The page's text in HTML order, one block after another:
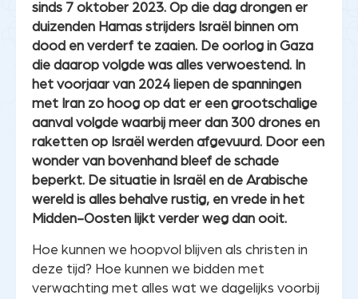
sinds 7 oktober 2023. Op die dag drongen er
duizenden Hamas strijders Israël binnen om
dood en verderf te zaaien. De oorlog in Gaza
die daarop volgde was alles verwoestend. In
het voorjaar van 2024 liepen de spanningen
met Iran zo hoog op dat er een grootschalige
aanval volgde waarbij meer dan 300 drones en
raketten op Israël werden afgevuurd. Door een
wonder van bovenhand bleef de schade
beperkt. De situatie in Israël en de Arabische
wereld is alles behalve rustig, en vrede in het
Midden-Oosten lijkt verder weg dan ooit.
Hoe kunnen we hoopvol blijven als christen in
deze tijd? Hoe kunnen we bidden met
verwachting met alles wat we dagelijks voorbij